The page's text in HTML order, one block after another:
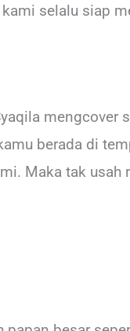
kami selalu siap
mengcover
berada di
Maka tak usah